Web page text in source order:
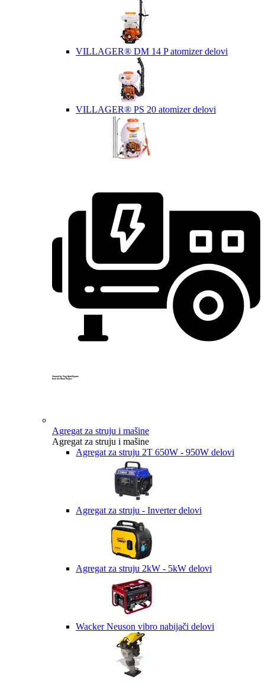
VILLAGER® DM 14 P atomizer delovi
VILLAGER® PS 20 atomizer delovi
Created by Yogi Aprelliyanto
from the Noun Project
Agregat za struju i mašine
Agregat za struju i mašine
Agregat za struju 2T 650W - 950W delovi
Agregat za struju - Inverter delovi
Agregat za struju 2kW - 5kW delovi
Wacker Neuson vibro nabijači delovi